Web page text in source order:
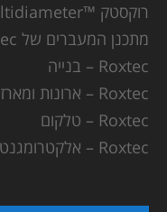
רוקסטק ™Multidiameter
מתכנן המעברים של Roxtec
Roxtec – בנייה
Roxtec – ארונות ומארזים
Roxtec – טלקום
Roxtec – אלקטרומגנטיות והארקה